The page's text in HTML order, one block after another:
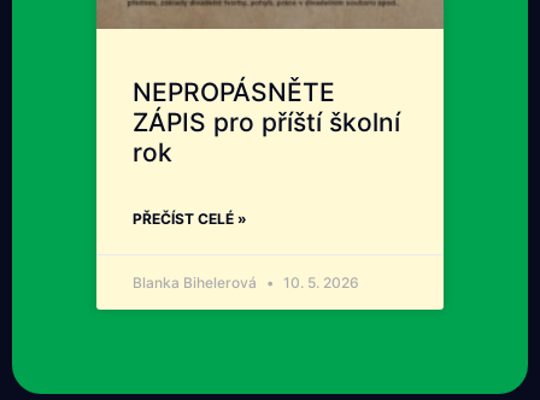
NEPROPÁSNĚTE
ZÁPIS pro příští školní
rok
PŘEČÍST CELÉ »
Blanka Bihelerová 10. 5. 2026